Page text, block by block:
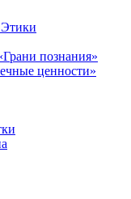
познания»
ценности»